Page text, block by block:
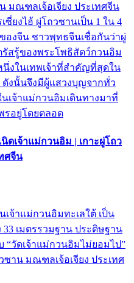
มณฑลเจ้อเจียง ประเทศจีน
ยงไฮ้ ผู่โถวซานเป็น 1 ใน 4
งจีน ชาวพุทธจีนเชื่อกันว่าผู่
สรู้ของพระโพธิสัตว์กวนอิม
งในเทพเจ้าที่สำคัญที่สุดใน
งนั้นจึงมีผู้แสวงบุญจากทั่ว
เจ้าแม่กวนอิมเดินทางมาที่
รอยู่โดยตลอด
ดเจ้าแม่กวนอิม | เกาะผู่โถว
ศจีน
จ้าแม่กวนอิมทะเลใต้ เป็น
เมตรรวมฐาน ประดิษฐาน
“วัดเจ้าแม่กวนอิมไม่ยอมไป”
ซาน มณฑลเจ้อเจียง ประเทศ